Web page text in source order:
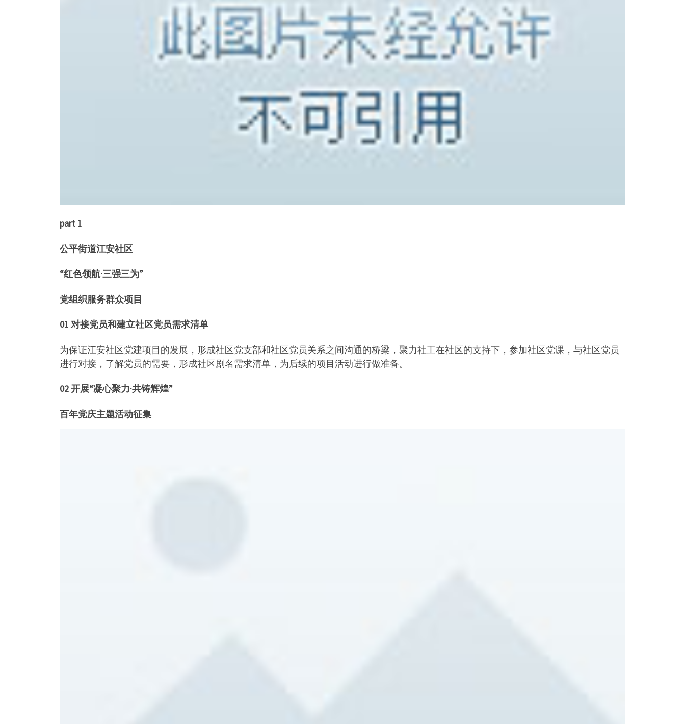
part 1
公平街道江安社区
“红色领航·三强三为”
党组织服务群众项目
01 对接党员和建立社区党员需求清单
为保证江安社区党建项目的发展，形成社区党支部和社区党员关系之间沟通的桥梁，聚力社工在社区的支持下，参加社区党课，与社区党员
进行对接，了解党员的需要，形成社区剧名需求清单，为后续的项目活动进行做准备。
02 开展“凝心聚力·共铸辉煌”
百年党庆主题活动征集